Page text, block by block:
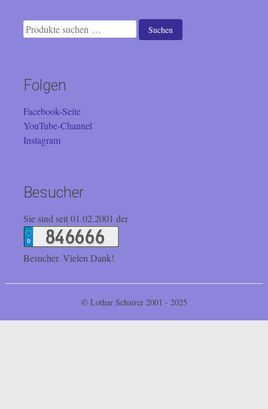
Suchen
nach:
Suchen
Folgen
Facebook-Seite
YouTube-Channel
Instagram
Besucher
Sie sind seit 01.02.2001 der
Besucher. Vielen Dank!
© Lothar Schairer 2001 - 2025